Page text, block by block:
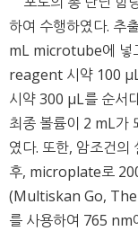
하여 수행하였다. 추
mL microtube에
reagent 시약 100
시약 300 μL를 순서
최종 볼륨이 2 mL가
였다. 또한, 암조건의
후, microplate로
(Multiskan Go,
를 사용하여 765 nm